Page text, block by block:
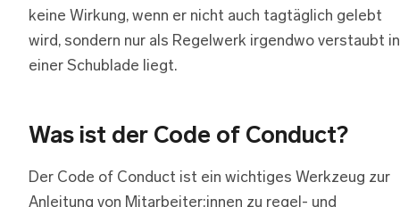
keine Wirkung, wenn er nicht auch tagtäglich gelebt
wird, sondern nur als Regelwerk irgendwo verstaubt in
einer Schublade liegt.
Was ist der Code of Conduct?
Der Code of Conduct ist ein wichtiges Werkzeug zur
Anleitung von Mitarbeiter:innen zu regel- und